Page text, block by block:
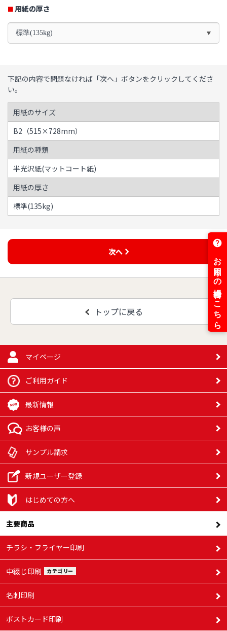
用紙の厚さ
標準(135kg)
下記の内容で問題なければ「次へ」ボタンをクリックしてくださ
い。
用紙のサイズ
B2（515×728mm）
用紙の種類
半光沢紙(マットコート紙)
用紙の厚さ
標準(135kg)
次へ
トップに戻る
マイページ
ご利用ガイド
最新情報
お客様の声
サンプル請求
新規ユーザー登録
はじめての方へ
主要商品
チラシ・フライヤー印刷
中綴じ印刷 カテゴリー
名刺印刷
ポストカード印刷